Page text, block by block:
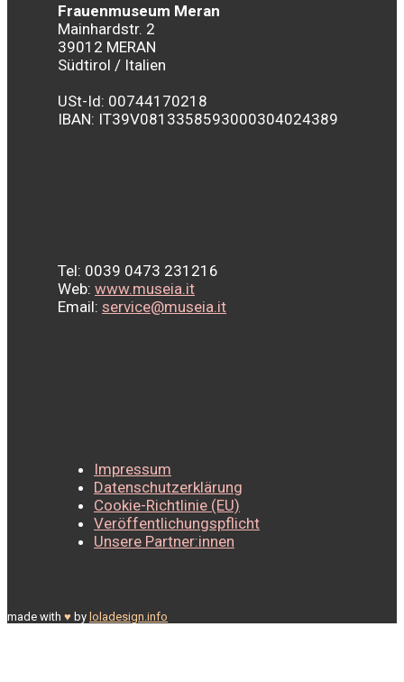
Frauenmuseum Meran
Mainhardstr. 2
39012 MERAN
Südtirol / Italien
USt-Id: 00744170218
IBAN: IT39V0813358593000304024389
Tel: 0039 0473 231216
Web: www.museia.it
Email: service@museia.it
Impressum
Datenschutzerklärung
Cookie-Richtlinie (EU)
Veröffentlichungspflicht
Unsere Partner:innen
made with ♥ by loladesign.info